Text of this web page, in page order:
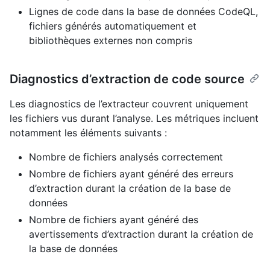
Lignes de code dans la base de données CodeQL,
fichiers générés automatiquement et
bibliothèques externes non compris
Diagnostics d’extraction de code source
Les diagnostics de l’extracteur couvrent uniquement
les fichiers vus durant l’analyse. Les métriques incluent
notamment les éléments suivants :
Nombre de fichiers analysés correctement
Nombre de fichiers ayant généré des erreurs
d’extraction durant la création de la base de
données
Nombre de fichiers ayant généré des
avertissements d’extraction durant la création de
la base de données